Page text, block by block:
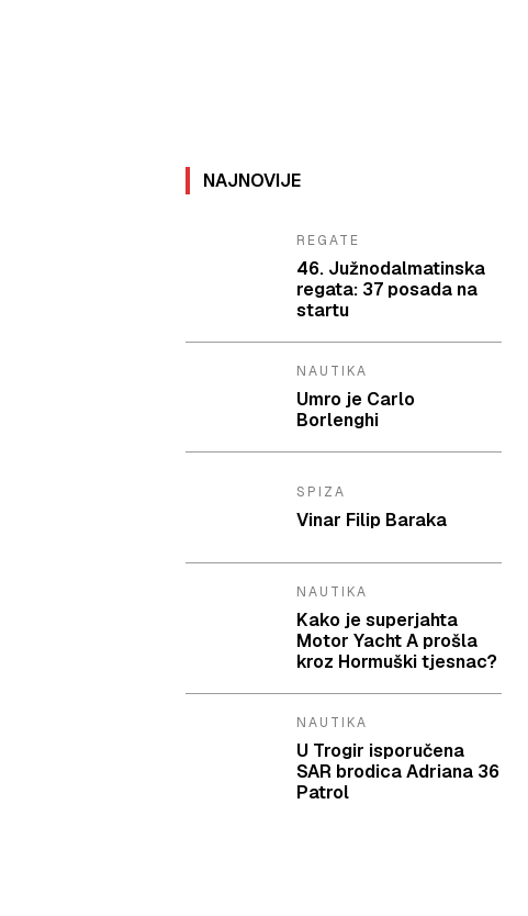
NAJNOVIJE
REGATE
46. Južnodalmatinska
regata: 37 posada na
startu
NAUTIKA
Umro je Carlo
Borlenghi
SPIZA
Vinar Filip Baraka
NAUTIKA
Kako je superjahta
Motor Yacht A prošla
kroz Hormuški tjesnac?
NAUTIKA
U Trogir isporučena
SAR brodica Adriana 36
Patrol